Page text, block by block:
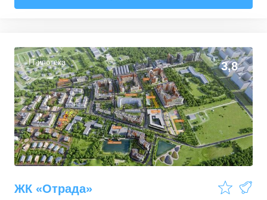
35,82–43,94м² 12 предложений
2-комн. кв. от16 773 580 ₽
54,91–64,99м² 14 предложений
3-комн. кв. от19 196 980 ₽
70,66–81,87м² 9 предложений
IT-ипотека 3,8
ЖК «Отрада»